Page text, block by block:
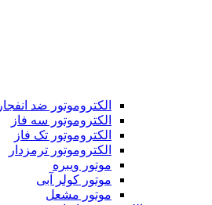
الکتروموتور ضد انفجار
الکتروموتور سه فاز
الکتروموتور تک فاز
الکتروموتور ترمزدار
موتور ویبره
موتور کولر آبی
موتور مشعل